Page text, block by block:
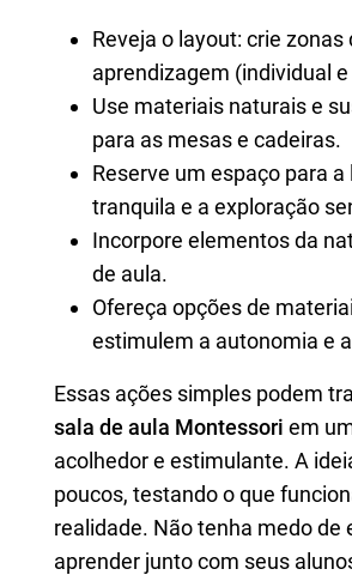
Reveja o layout: crie zonas
aprendizagem (individual
Use materiais naturais e
para as mesas e cadeiras.
Reserve um espaço para a
tranquila e a exploração
Incorpore elementos da
de aula.
Ofereça opções de
estimulem a autonomia e
Essas ações simples podem
sala de aula Montessori em
acolhedor e estimulante. A
poucos, testando o que
realidade. Não tenha medo de
aprender junto com seus